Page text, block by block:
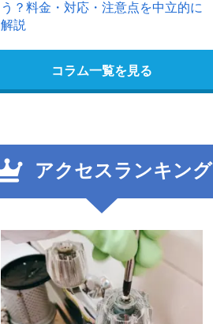
う？料金・対応・注意点を中立的に
解説
コラム一覧を見る
アクセスランキング
2